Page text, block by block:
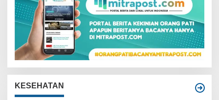
KESEHATAN